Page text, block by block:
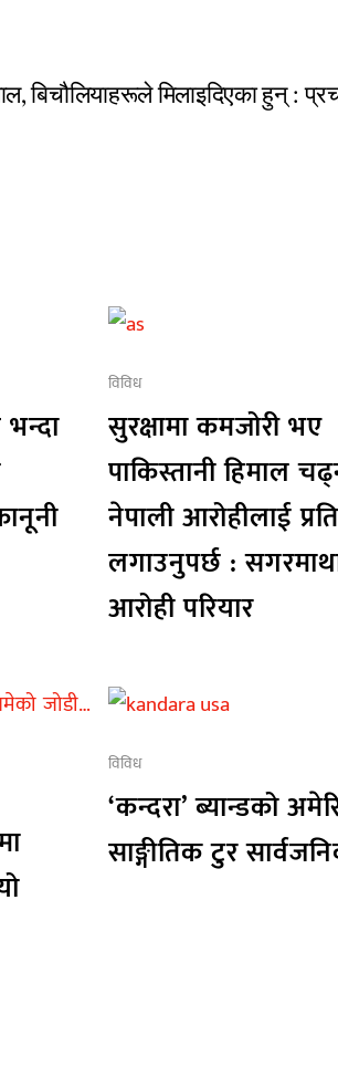
बिचौलियाहरूले मिलाइदिएका हुन् :
विविध
सुरक्षामा कमजोरी भए
पाकिस्तानी हिमाल
नेपाली आरोहीलाई
लगाउनुपर्छ :
आरोही परियार
विविध
‘कन्दरा’ ब्यान्डको
साङ्गीतिक टुर